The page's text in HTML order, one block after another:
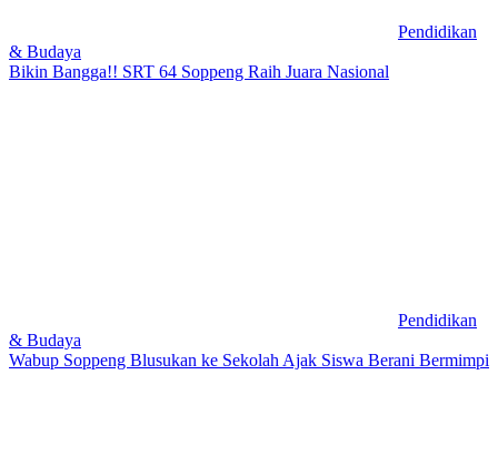
Pendidikan
& Budaya
Bikin Bangga!! SRT 64 Soppeng Raih Juara Nasional
Pendidikan
& Budaya
Wabup Soppeng Blusukan ke Sekolah Ajak Siswa Berani Bermimpi